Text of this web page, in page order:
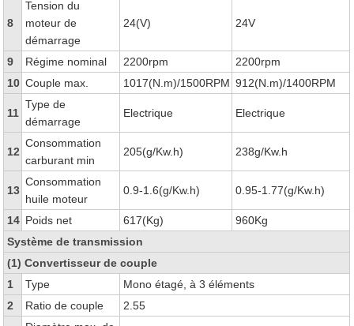
8
Tension du
moteur de
démarrage
24(V) 24V
9 Régime nominal 2200rpm
2200rpm
10 Couple max. 1017(N.m)/1500RPM 912(N.m)/1400RPM
11
Type de
démarrage
Electrique Electrique
12
Consommation
carburant min
205(g/Kw.h) 238g/Kw.h
13
Consommation
huile moteur
0.9-1.6(g/Kw.h) 0.95-1.77(g/Kw.h)
14 Poids net 617(Kg)
960Kg
Système de transmission
(1) Convertisseur de couple
1
Type
Mono étagé, à 3 éléments
2
Ratio de couple
2.55